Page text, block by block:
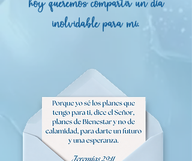
inolvidable para mí.